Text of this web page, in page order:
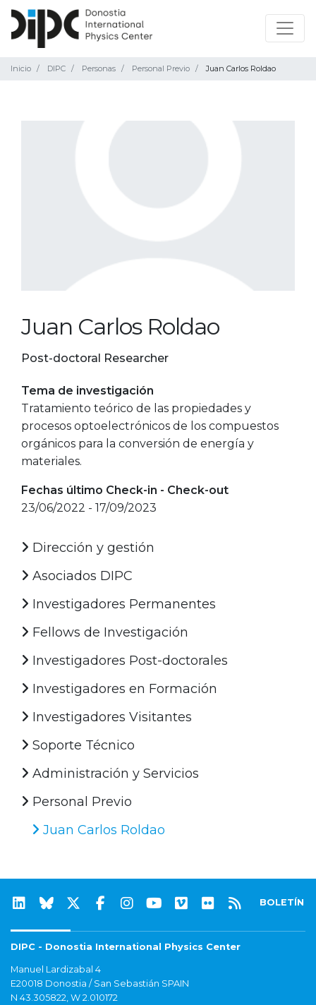
Inicio DIPC Personas Personal Previo Juan Carlos Roldao
Juan Carlos Roldao
Post-doctoral Researcher
Tema de investigación
Tratamiento teórico de las propiedades y
procesos optoelectrónicos de los compuestos
orgánicos para la conversión de energía y
materiales.
Fechas último Check-in - Check-out
23/06/2022 - 17/09/2023
Dirección y gestión
Asociados DIPC
Investigadores Permanentes
Fellows de Investigación
Investigadores Post-doctorales
Investigadores en Formación
Investigadores Visitantes
Soporte Técnico
Administración y Servicios
Personal Previo
Juan Carlos Roldao
BOLETÍN
DIPC - Donostia International Physics Center
Manuel Lardizabal 4
E20018 Donostia / San Sebastián SPAIN
N 43.305822, W 2.010172